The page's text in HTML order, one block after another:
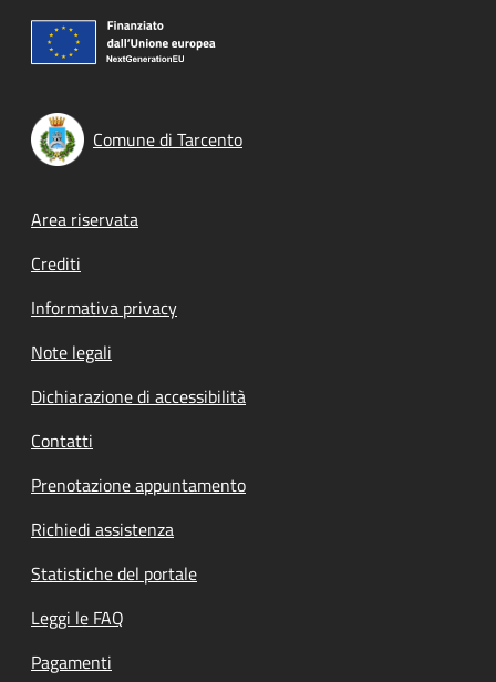
Comune di Tarcento
Footer menu
Area riservata
Crediti
Informativa privacy
Note legali
Dichiarazione di accessibilità
Contatti
Prenotazione appuntamento
Richiedi assistenza
Statistiche del portale
Leggi le FAQ
Pagamenti